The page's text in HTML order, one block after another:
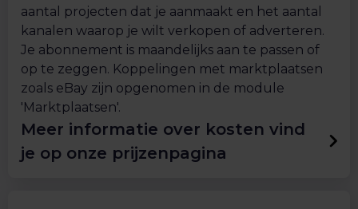
aantal projecten dat je aanmaakt en het aantal
kanalen waarop je wilt verkopen of adverteren.
Je abonnement is maandelijks aan te passen of
op te zeggen. Koppelingen met marktplaatsen
zoals eBay zijn opgenomen in de module
'Marktplaatsen'.
Meer informatie over kosten vind
je op onze prijzenpagina